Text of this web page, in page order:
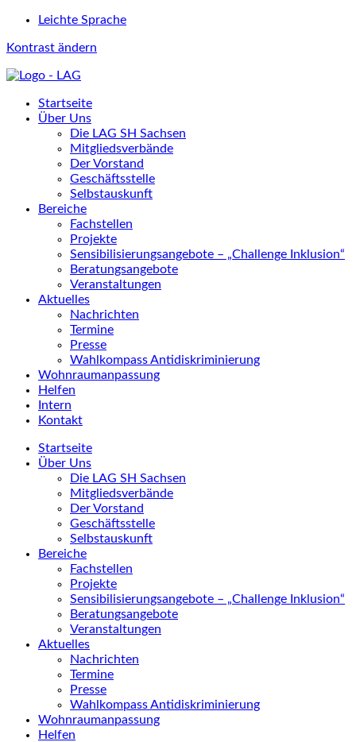
Leichte Sprache
Kontrast ändern
Startseite
Über Uns
Die LAG SH Sachsen
Mitgliedsverbände
Der Vorstand
Geschäftsstelle
Selbstauskunft
Bereiche
Fachstellen
Projekte
Sensibilisierungsangebote – „Challenge Inklusion“
Beratungsangebote
Veranstaltungen
Aktuelles
Nachrichten
Termine
Presse
Wahlkompass Antidiskriminierung
Wohnraumanpassung
Helfen
Intern
Kontakt
Startseite
Über Uns
Die LAG SH Sachsen
Mitgliedsverbände
Der Vorstand
Geschäftsstelle
Selbstauskunft
Bereiche
Fachstellen
Projekte
Sensibilisierungsangebote – „Challenge Inklusion“
Beratungsangebote
Veranstaltungen
Aktuelles
Nachrichten
Termine
Presse
Wahlkompass Antidiskriminierung
Wohnraumanpassung
Helfen